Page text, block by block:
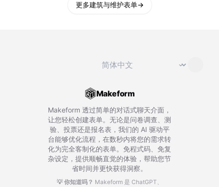
更多建筑与维护表单→
切换语言 ⌄
Makeform
Makeform 透过简单的对话式聊天介面，
让您轻松创建表单。无论是问卷调查、测
验、投票还是报名表，我们的 AI 驱动平
台能够优化流程，在数秒内将您的需求转
化为完全客制化的表单。免程式码、免复
杂设定，提供顺畅直觉的体验，帮助您节
省时间并更快获得洞察。
💡 你知道吗？ Makeform 是 ChatGPT、